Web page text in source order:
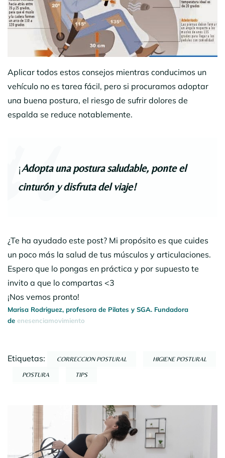
Aplicar todos estos consejos mientras conducimos un
vehículo no es tarea fácil, pero si procuramos adoptar
una buena postura, el riesgo de sufrir dolores de
espalda se reduce notablemente.
¡Adopta una postura saludable, ponte el
cinturón y disfruta del viaje!
¿Te ha ayudado este post? Mi propósito es que cuides
un poco más la salud de tus músculos y articulaciones.
Espero que lo pongas en práctica y por supuesto te
invito a que lo compartas <3
¡Nos vemos pronto!
Marisa Rodriguez, profesora de Pilates y SGA. Fundadora
de enesenciamovimiento
Etiquetas: CORRECCION POSTURAL HIGIENE POSTURAL
POSTURA TIPS
Navegación